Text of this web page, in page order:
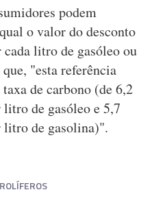
podem
o valor do desconto
litro de gasóleo ou
"esta referência
de carbono (de 6,2
de gasóleo e 5,7
litro de gasolina)".